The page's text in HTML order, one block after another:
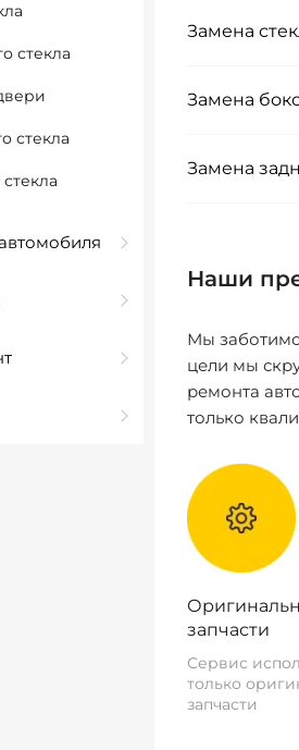
стекла
стекла
Замена
Замена
Замена
Наши
Мы
цели мы
ремонта
только
запчасти
Сервис
только
запчасти